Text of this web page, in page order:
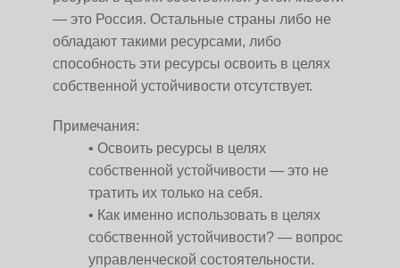
— это Россия. Остальные страны либо не
обладают такими ресурсами, либо
способность эти ресурсы освоить в целях
собственной устойчивости отсутствует.
Примечания:
Освоить ресурсы в целях
собственной устойчивости — это не
тратить их только на себя.
Как именно использовать в целях
собственной устойчивости? — вопрос
управленческой состоятельности.